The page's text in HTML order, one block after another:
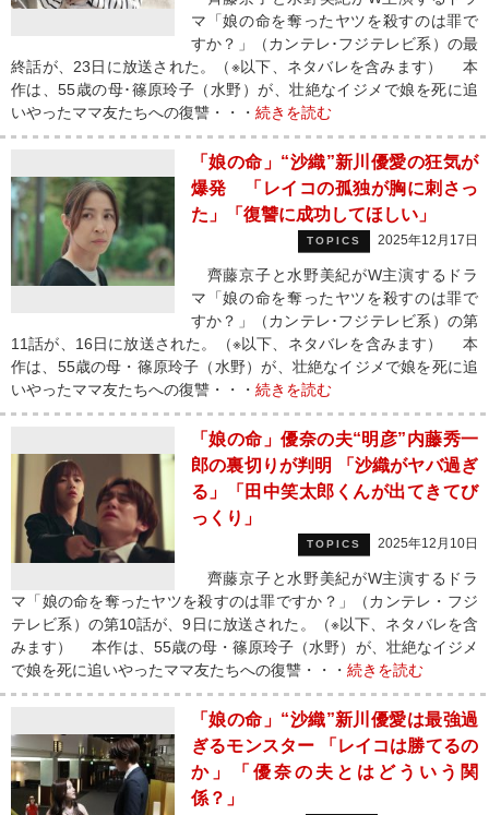
マ「娘の命を奪ったヤツを殺すのは罪で
すか？」（カンテレ･フジテレビ系）の最
終話が、23日に放送された。（※以下、ネタバレを含みます） 本
作は、55歳の母･篠原玲子（水野）が、壮絶なイジメで娘を死に追
いやったママ友たちへの復讐・・・ 続きを読む
「娘の命」“沙織”新川優愛の狂気が
爆発 「レイコの孤独が胸に刺さっ
た」「復讐に成功してほしい」
TOPICS 2025年12月17日
齊藤京子と水野美紀がW主演するドラ
マ「娘の命を奪ったヤツを殺すのは罪で
すか？」（カンテレ･フジテレビ系）の第
11話が、16日に放送された。（※以下、ネタバレを含みます） 本
作は、55歳の母・篠原玲子（水野）が、壮絶なイジメで娘を死に追
いやったママ友たちへの復讐・・・ 続きを読む
「娘の命」優奈の夫“明彦”内藤秀一
郎の裏切りが判明 「沙織がヤバ過ぎ
る」「田中笑太郎くんが出てきてび
っくり」
TOPICS 2025年12月10日
齊藤京子と水野美紀がW主演するドラ
マ「娘の命を奪ったヤツを殺すのは罪ですか？」（カンテレ・フジ
テレビ系）の第10話が、9日に放送された。（※以下、ネタバレを含
みます） 本作は、55歳の母・篠原玲子（水野）が、壮絶なイジメ
で娘を死に追いやったママ友たちへの復讐・・・ 続きを読む
「娘の命」“沙織”新川優愛は最強過
ぎるモンスター 「レイコは勝てるの
か」「優奈の夫とはどういう関
係？」